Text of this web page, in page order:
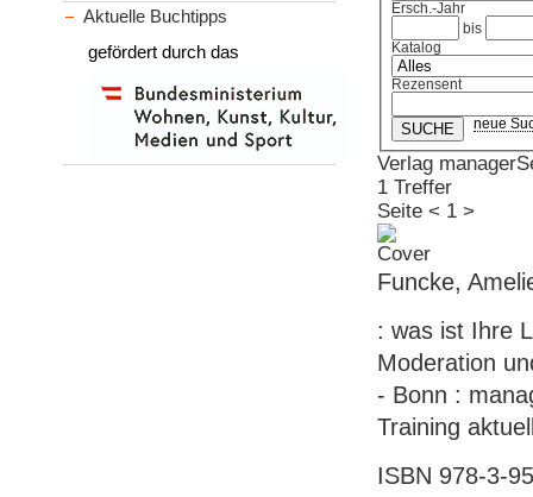
Ersch.-Jahr
bis
Katalog
Rezensent
neue
Verlag
1 Treffer
Seite < 1 >
Funcke,
: was ist Ihre
Moderation
- Bonn :
Training
ISBN 978-3-
Aktuelle Buchtipps
gefördert durch das